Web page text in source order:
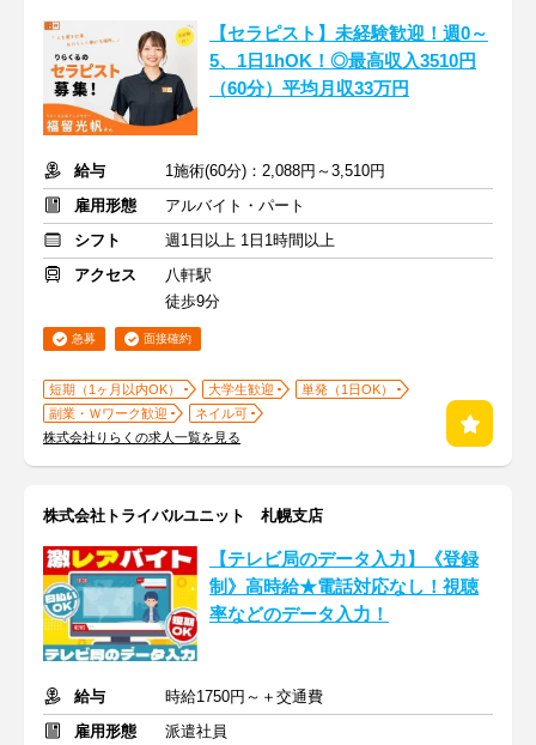
【セラピスト】未経験歓迎！週0～
5、1日1hOK！◎最高収入3510円
（60分）平均月収33万円
給与
1施術(60分)：2,088円～3,510円
雇用形態
アルバイト・パート
シフト
週1日以上 1日1時間以上
アクセス
八軒駅
徒歩9分
急募 面接確約
短期（1ヶ月以内OK） 大学生歓迎
単発（1日OK）
副業・Ｗワーク歓迎
ネイル可
株式会社りらくの求人一覧を見る
株式会社トライバルユニット 札幌支店
【テレビ局のデータ入力】《登録
制》高時給★電話対応なし！視聴
率などのデータ入力！
給与
時給1750円～＋交通費
雇用形態
派遣社員